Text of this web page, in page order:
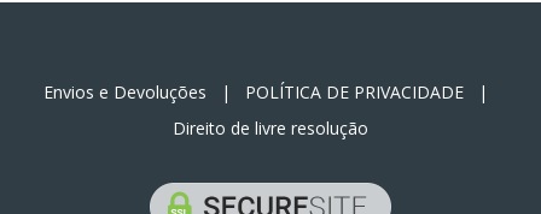
Envios e Devoluções | POLÍTICA DE PRIVACIDADE |
Direito de livre resolução